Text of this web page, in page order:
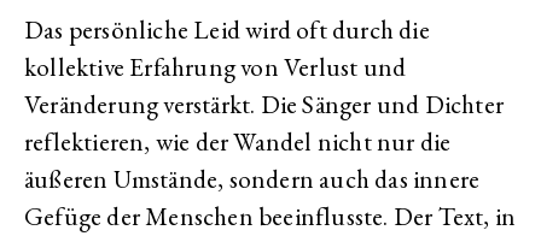
Das persönliche Leid wird oft durch die
kollektive Erfahrung von Verlust und
Veränderung verstärkt. Die Sänger und Dichter
reflektieren, wie der Wandel nicht nur die
äußeren Umstände, sondern auch das innere
Gefüge der Menschen beeinflusste. Der Text, in